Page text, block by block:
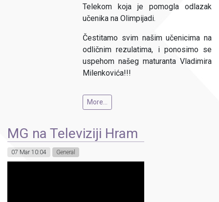
Telekom koja je pomogla odlazak
učenika na Olimpijadi.
Čestitamo svim našim učenicima na
odličnim rezulatima, i ponosimo se
uspehom našeg maturanta Vladimira
Milenkovića!!!
More...
MG na Televiziji Hram
07 Mar 10:04 General